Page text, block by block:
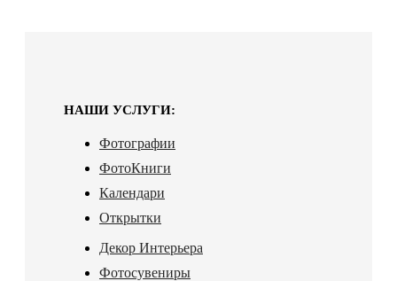
НАШИ УСЛУГИ:
Фотографии
ФотоКниги
Календари
Открытки
Декор Интерьера
Фотосувениры